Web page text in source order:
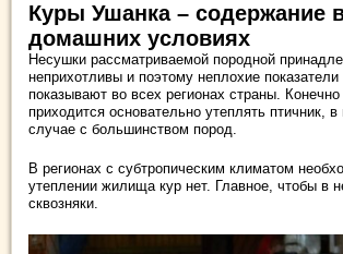
Куры Ушанка – содержание
домашних условиях
Несушки рассматриваемой породной
неприхотливы и поэтому неплохие показатели
показывают во всех регионах страны.
приходится основательно утеплять птичник,
случае с большинством пород.
В регионах с субтропическим климатом
утеплении жилища кур нет. Главное, чтобы в
сквозняки.